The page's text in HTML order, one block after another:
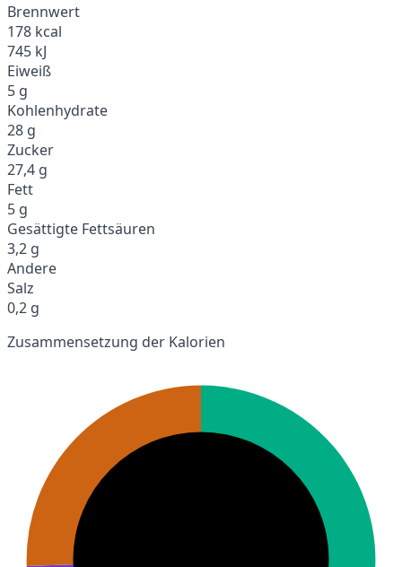
Brennwert
178 kcal
745 kJ
Eiweiß
5 g
Kohlenhydrate
28 g
Zucker
27,4 g
Fett
5 g
Gesättigte Fettsäuren
3,2 g
Andere
Salz
0,2 g
Zusammensetzung der Kalorien